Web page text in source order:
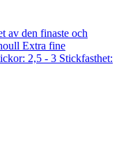
av den finaste och
Extra fine
2,5 - 3 Stickfasthet: